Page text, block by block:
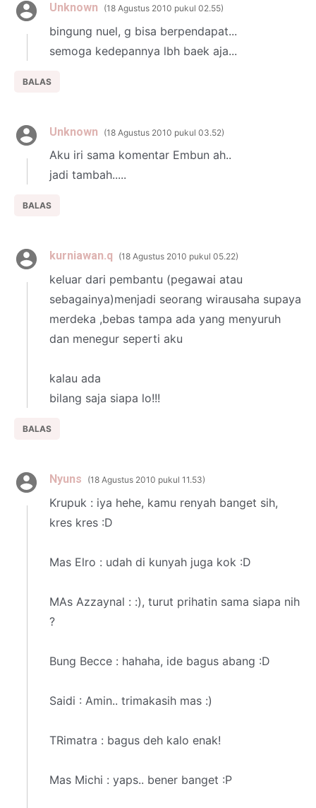
Unknown 18 Agustus 2010 pukul 02.55
bingung nuel, g bisa berpendapat...
semoga kedepannya lbh baek aja...
BALAS
Unknown 18 Agustus 2010 pukul 03.52
Aku iri sama komentar Embun ah..
jadi tambah.....
BALAS
kurniawan.q 18 Agustus 2010 pukul 05.22
keluar dari pembantu (pegawai atau
sebagainya)menjadi seorang wirausaha supaya
merdeka ,bebas tampa ada yang menyuruh
dan menegur seperti aku
kalau ada
bilang saja siapa lo!!!
BALAS
Nyuns 18 Agustus 2010 pukul 11.53
Krupuk : iya hehe, kamu renyah banget sih,
kres kres :D
Mas Elro : udah di kunyah juga kok :D
MAs Azzaynal : :), turut prihatin sama siapa nih
?
Bung Becce : hahaha, ide bagus abang :D
Saidi : Amin.. trimakasih mas :)
TRimatra : bagus deh kalo enak!
Mas Michi : yaps.. bener banget :P